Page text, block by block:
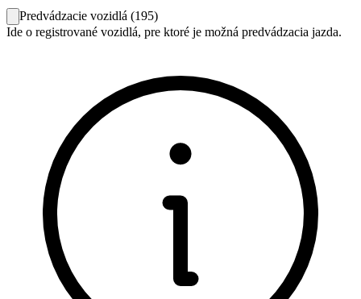
Predvádzacie vozidlá (195)
Ide o registrované vozidlá, pre ktoré je možná predvádzacia jazda.